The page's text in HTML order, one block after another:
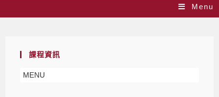
Menu
課程資訊
MENU